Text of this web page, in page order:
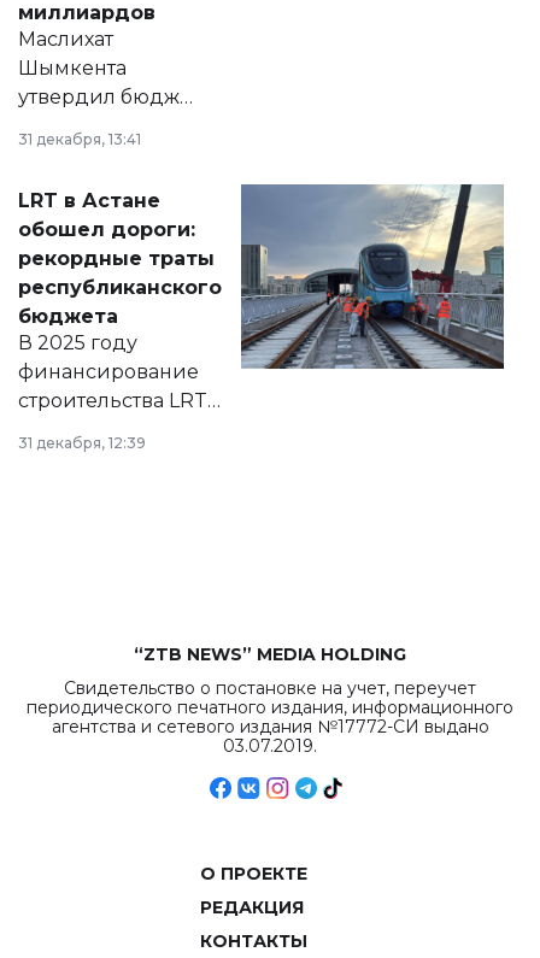
миллиардов
Маслихат
Шымкента
утвердил бюджет
города на 2026–
2028 годы.
документ
появился в базе
нормативных
правовых актов и
на сайте маслихат
города.
31 декабря, 13:41
LRT в Астане
обошел дороги:
рекордные траты
республиканского
бюджета
В 2025 году
финансирование
строительства LRT
в Астане из
республиканского
31 декабря, 12:39
“ZTB NEWS” MEDIA HOLDING
Свидетельство о постановке на учет, переучет
периодического печатного издания, информационного
агентства и сетевого издания №17772-СИ выдано
03.07.2019.
О ПРОЕКТЕ
РЕДАКЦИЯ
КОНТАКТЫ